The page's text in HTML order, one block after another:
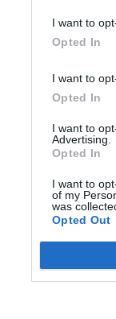
I want to
Opted In
I want to
Opted In
I want to
Advertising.
Opted In
I want to
of my
was
Opted Out